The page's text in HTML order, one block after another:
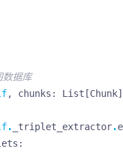
数据库
, chunks : List [Chunk
. _triplet_extractor.
: